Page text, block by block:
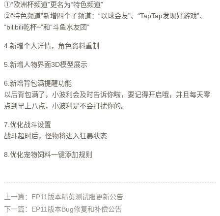
①“欧洲杯频道”更名为“特色频道”
②“特色频道”新增四个子频道：“以球会友”、“TapTap发现好游戏”、
“bilibili乾杯~”和“斗鱼水友团”
4.新增个人详情，角色资料重制
5.新增人物界面3D模型展示
6.新增背包满提醒功能
以后背包满了，小波利会及时告诉你啦，要记得开启哦，并且每天零
点到早上八点，小波利是不会打扰你的。
7.优化战斗设置
战斗超时后，怪物将进入狂暴状态
8.优化宠物饲料一键添加规则
上一篇：EP11版本精英测试服更新公告
下一篇：EP11版本Bug修复和补偿公告